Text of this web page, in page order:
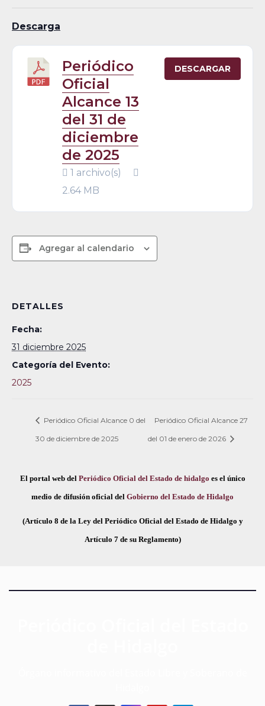
Descarga
Periódico
Oficial
Alcance 13
del 31 de
diciembre
de 2025
1 archivo(s)
2.64 MB
DESCARGAR
Agregar al calendario
DETALLES
Fecha:
31 diciembre 2025
Categoría del Evento:
2025
Periódico Oficial Alcance 0 del
30 de diciembre de 2025
Periódico Oficial Alcance 27
del 01 de enero de 2026
El portal web del Periódico Oficial del Estado de hidalgo es el único
medio de difusión oficial del Gobierno del Estado de Hidalgo
(Artículo 8 de la Ley del Periódico Oficial del Estado de Hidalgo y
Artículo 7 de su Reglamento)